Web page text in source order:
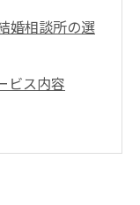
婚相談所の選
ビス内容
較